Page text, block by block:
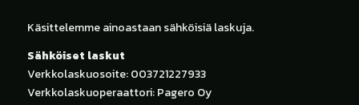
Käsittelemme ainoastaan sähköisiä laskuja.
Sähköiset laskut
Verkkolaskuosoite: 003721227933
Verkkolaskuoperaattori: Pagero Oy